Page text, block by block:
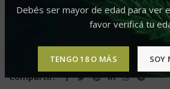
Debés ser mayor de edad para ver
favor verificá tu
TENGO 18 O MÁS SOY
Etiquetas:Predominancia Sativa,
Sabor Afrutado, Sabor Dulce
Compartir